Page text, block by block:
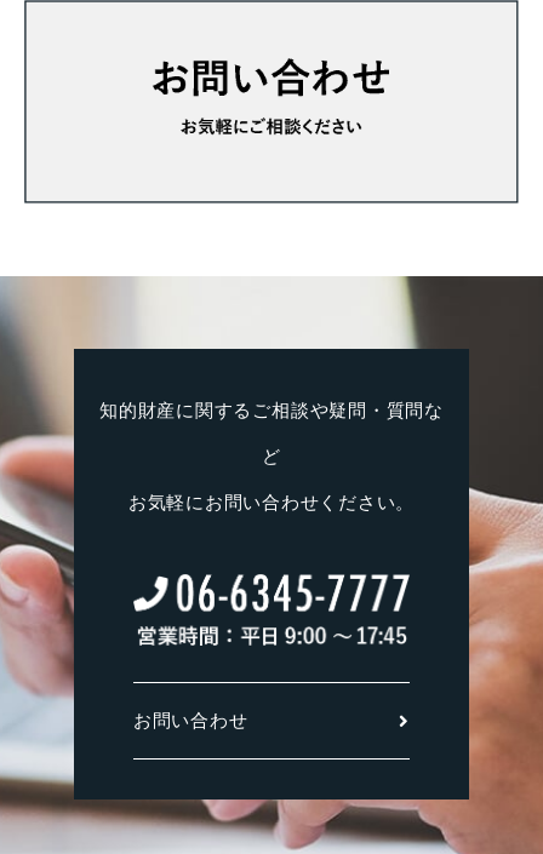
知的財産に関するご相談や疑問・質問な
ど
お気軽にお問い合わせください。
お問い合わせ